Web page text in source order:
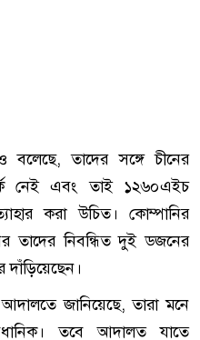
তাদের সঙ্গে চীনের
নেই এবং তাই ১২৬০এইচ
করা উচিত। কোম্পানির
তাদের নিবন্ধিত দুই ডজনের
দাঁড়িয়েছেন।
আদালতে জানিয়েছে, তারা মনে
তবে আদালত যাতে